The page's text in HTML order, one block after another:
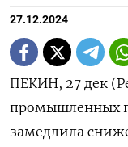
27.12.2024
ПЕКИН, 27 дек
промышленных
замедлила